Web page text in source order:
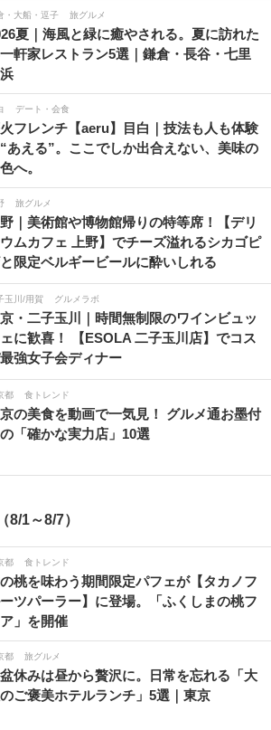
・大船・逗子 旅グルメ
夏｜海風と緑に癒やされる。夏に訪れた
軒家レストラン5選｜鎌倉・長谷・七里
デート・会食
フレンチ【aeru】目白｜技法も人も体験
あえる”。ここでしか出合えない、美味の
へ。
旅グルメ
野｜美術館や博物館帰りの特等席！【デリ
ウムカフェ 上野】でチーズ溢れるシカゴピ
限定ベルギービールに酔いしれる
玉川/用賀 グルメラボ
・二子玉川｜時間無制限のワインビュッ
に歓喜！ 【ESOLA 二子玉川店】でコス
強女子会ディナー
都 食トレンド
の美食を動画で一気見！ グルメ通お墨付
「確かな実力店」10選
8/1～8/7）
都 食トレンド
桃を味わう期間限定パフェが【タカノフ
ツパーラー】に登場。「ふくしまの桃フ
」を開催
都 旅グルメ
休みは昼から贅沢に。日常を忘れる「大
のご褒美ホテルランチ」5選｜東京